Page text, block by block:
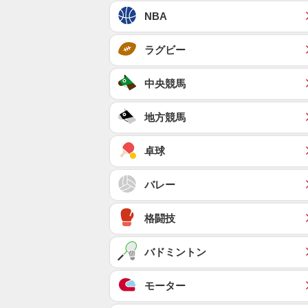
NBA
ラグビー
中央競馬
地方競馬
卓球
バレー
格闘技
バドミントン
モーター